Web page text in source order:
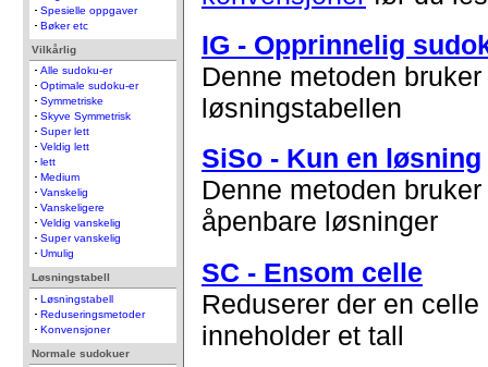
Spesielle oppgaver
Bøker etc
Vilkårlig
Alle sudoku-er
Optimale sudoku-er
Symmetriske
Skyve Symmetrisk
Super lett
Veldig lett
lett
Medium
Vanskelig
Vanskeligere
Veldig vanskelig
Super vanskelig
Umulig
Løsningstabell
Løsningstabell
Reduseringsmetoder
Konvensjoner
Normale sudokuer
IG - Opprinnelig
Denne metoden
løsningstabellen
SiSo - Kun en løsning
Denne metoden
åpenbare løsninger
SC - Ensom celle
Reduserer der en
inneholder et tall